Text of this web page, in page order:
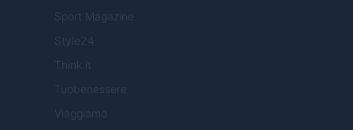
Sport Magazine
Style24
Think.it
Tuobenessere
Viaggiamo